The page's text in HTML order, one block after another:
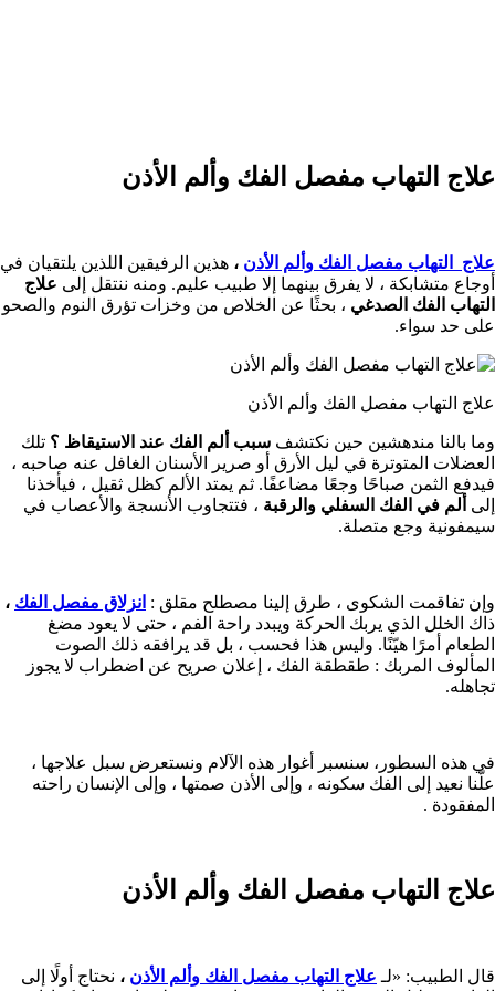
علاج التهاب مفصل الفك وألم الأذن
علاج التهاب مفصل الفك وألم الأذن ، هذين الرفيقين اللذين يلتقيان في
أوجاع متشابكة ، لا يفرق بينهما إلا طبيب عليم. ومنه ننتقل إلى علاج
التهاب الفك الصدغي ، بحثًا عن الخلاص من وخزات تؤرق النوم والصحو
على حد سواء.
علاج التهاب مفصل الفك وألم الأذن
وما بالنا مندهشين حين نكتشف سبب ألم الفك عند الاستيقاظ ؟ تلك
العضلات المتوترة في ليل الأرق أو صرير الأسنان الغافل عنه صاحبه ،
فيدفع الثمن صباحًا وجعًا مضاعفًا. ثم يمتد الألم كظل ثقيل ، فيأخذنا
إلى ألم في الفك السفلي والرقبة ، فتتجاوب الأنسجة والأعصاب في
سيمفونية وجع متصلة.
وإن تفاقمت الشكوى ، طرق إلينا مصطلح مقلق : انزلاق مفصل الفك ،
ذاك الخلل الذي يربك الحركة ويبدد راحة الفم ، حتى لا يعود مضغ
الطعام أمرًا هيّنًا. وليس هذا فحسب ، بل قد يرافقه ذلك الصوت
المألوف المربك : طقطقة الفك ، إعلان صريح عن اضطراب لا يجوز
تجاهله.
في هذه السطور، سنسبر أغوار هذه الآلام ونستعرض سبل علاجها ،
علّنا نعيد إلى الفك سكونه ، وإلى الأذن صمتها ، وإلى الإنسان راحته
المفقودة .
علاج التهاب مفصل الفك وألم الأذن
قال الطبيب: «لـ علاج التهاب مفصل الفك وألم الأذن ، نحتاج أولًا إلى